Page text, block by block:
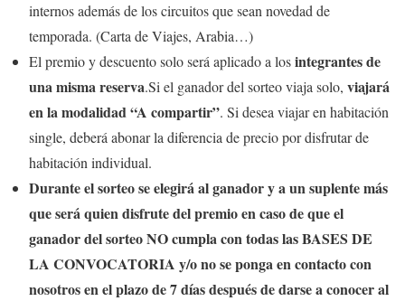
internos además de los circuitos que sean novedad de
temporada. (Carta de Viajes, Arabia…)
El premio y descuento solo será aplicado a losintegrantes de
una misma reserva.Si el ganador del sorteo viaja solo, viajará
en la modalidad “A compartir”. Si desea viajar en habitación
single, deberá abonar la diferencia de precio por disfrutar de
habitación individual.
Durante el sorteo se elegirá al ganador y a un suplente más
que será quien disfrute del premio en caso de que el
ganador del sorteo NO cumpla con todas las BASES DE
LA CONVOCATORIA y/o no se ponga en contacto con
nosotros en el plazo de 7 días después de darse a conocer al